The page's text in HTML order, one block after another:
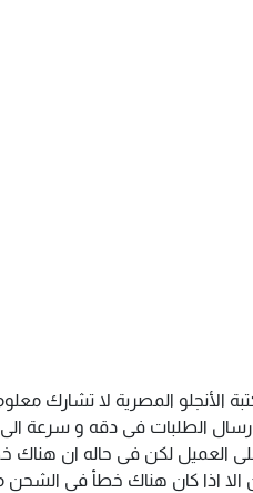
الأنجلو المصرية لا تشارك
الطلبات فى دقه و سرعة الى
العميل لكن فى حاله ان هناك
الا اذا كان هناك خطأ فى